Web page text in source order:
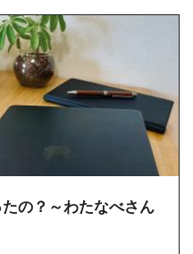
の？～わたなべさん